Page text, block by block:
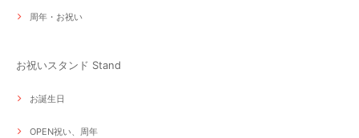
周年・お祝い
お祝いスタンド Stand
お誕生日
OPEN祝い、周年